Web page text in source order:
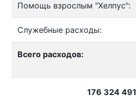
Помощь взрослым "Хелпус":
Служебные расходы:
Всего расходов:
176 324 491